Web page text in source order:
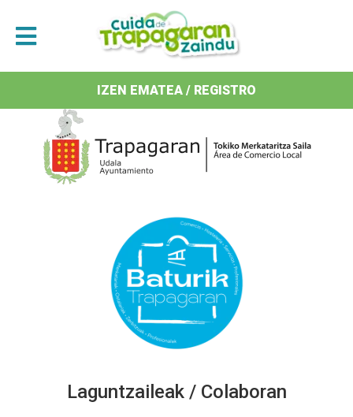
Antolatzaileak / Organizan
Laguntzaileak / Colaboran
IZEN EMATEA / REGISTRO